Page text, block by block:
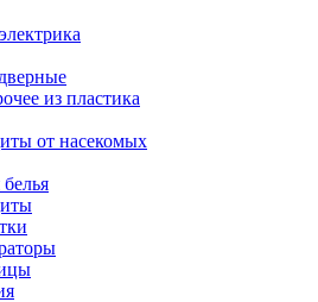
из пластика
от насекомых